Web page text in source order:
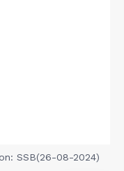
SSB(26-08-2024)